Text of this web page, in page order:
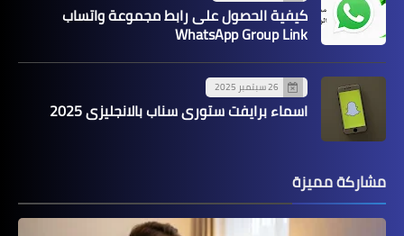
كيفية الحصول على رابط مجموعة واتساب
WhatsApp Group Link
26 سبتمبر 2025
اسماء برايفت ستوري سناب بالانجليزي 2025
مشاركة مميزة